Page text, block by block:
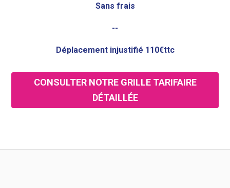
Sans frais
--
Déplacement injustifié 110€ttc
CONSULTER NOTRE GRILLE TARIFAIRE
DÉTAILLÉE